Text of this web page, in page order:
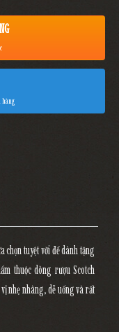
hàng
chọn tuyệt vời để dành tặng
thuộc dòng rượu Scotch
nhẹ nhàng, dễ uống và rất